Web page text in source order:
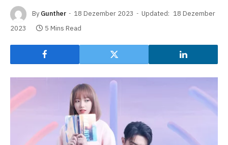
By Gunther 18 Dezember 2023 Updated: 18 Dezember
2023
5 Mins Read